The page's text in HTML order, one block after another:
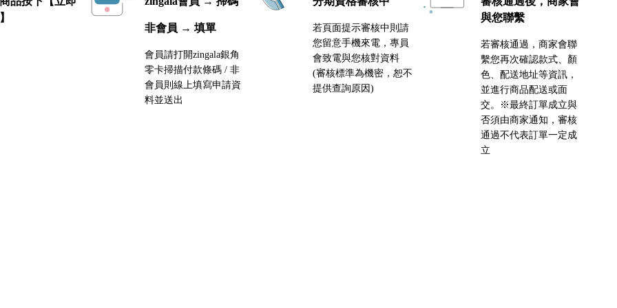
非會員 → 填單
會員請打開zingala銀角
零卡掃描付款條碼 / 非
會員則線上填寫申請資
料並送出
若頁面提示審核中則請
您留意手機來電，專員
會致電與您核對資料
(審核標準為機密，恕不
提供查詢原因)
與您聯繫
若審核通過，商家會聯
繫您再次確認款式、顏
色、配送地址等資訊，
並進行商品配送或面
交。※最終訂單成立與
否須由商家通知，審核
通過不代表訂單一定成
立